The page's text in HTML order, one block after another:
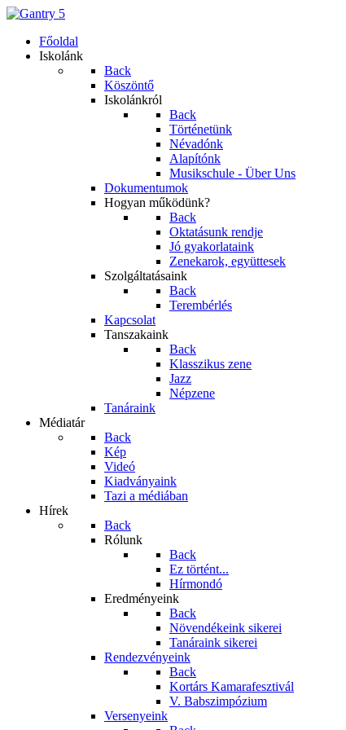
Főoldal
Iskolánk
Back
Köszöntő
Iskolánkról
Back
Történetünk
Névadónk
Alapítónk
Musikschule - Über Uns
Dokumentumok
Hogyan működünk?
Back
Oktatásunk rendje
Jó gyakorlataink
Zenekarok, együttesek
Szolgáltatásaink
Back
Terembérlés
Kapcsolat
Tanszakaink
Back
Klasszikus zene
Jazz
Népzene
Tanáraink
Médiatár
Back
Kép
Videó
Kiadványaink
Tazi a médiában
Hírek
Back
Rólunk
Back
Ez történt...
Hírmondó
Eredményeink
Back
Növendékeink sikerei
Tanáraink sikerei
Rendezvényeink
Back
Kortárs Kamarafesztivál
V. Babszimpózium
Versenyeink